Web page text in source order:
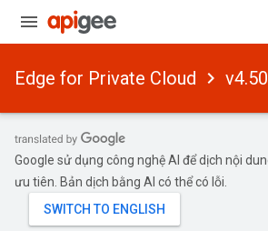
Edge for Private Cloud
Google sử dụng công nghệ AI để dịch nội
ưu tiên. Bản dịch bằng AI có thể có lỗi.